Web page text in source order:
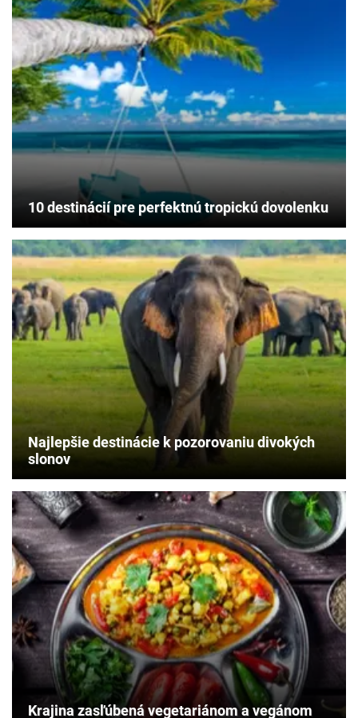
10 destinácií pre perfektnú tropickú dovolenku
Najlepšie destinácie k pozorovaniu divokých
slonov
Krajina zasľúbená vegetariánom a vegánom